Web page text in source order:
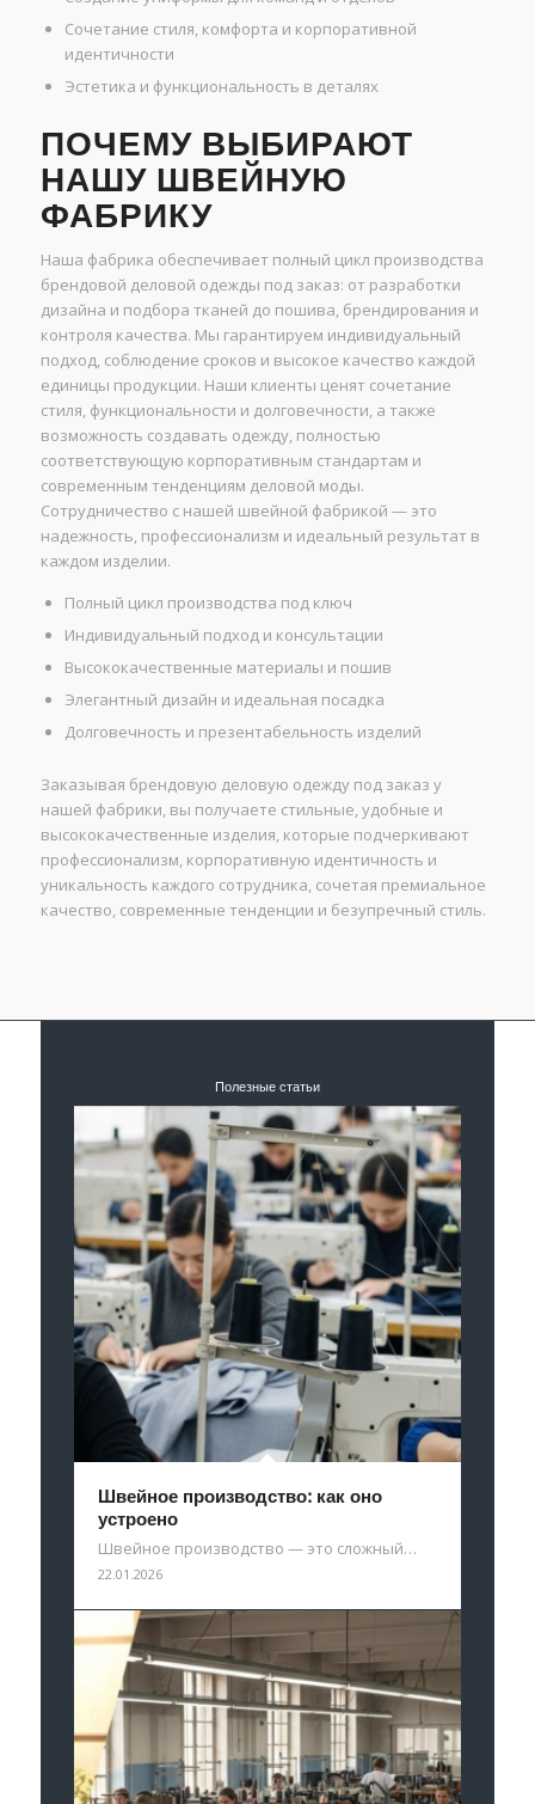
Сочетание стиля, комфорта и корпоративной
идентичности
Эстетика и функциональность в деталях
ПОЧЕМУ ВЫБИРАЮТ
НАШУ ШВЕЙНУЮ
ФАБРИКУ
Наша фабрика обеспечивает полный цикл производства
брендовой деловой одежды под заказ: от разработки
дизайна и подбора тканей до пошива, брендирования и
контроля качества. Мы гарантируем индивидуальный
подход, соблюдение сроков и высокое качество каждой
единицы продукции. Наши клиенты ценят сочетание
стиля, функциональности и долговечности, а также
возможность создавать одежду, полностью
соответствующую корпоративным стандартам и
современным тенденциям деловой моды.
Сотрудничество с нашей швейной фабрикой — это
надежность, профессионализм и идеальный результат в
каждом изделии.
Полный цикл производства под ключ
Индивидуальный подход и консультации
Высококачественные материалы и пошив
Элегантный дизайн и идеальная посадка
Долговечность и презентабельность изделий
Заказывая брендовую деловую одежду под заказ у
нашей фабрики, вы получаете стильные, удобные и
высококачественные изделия, которые подчеркивают
профессионализм, корпоративную идентичность и
уникальность каждого сотрудника, сочетая премиальное
качество, современные тенденции и безупречный стиль.
Полезные статьи
Швейное производство: как оно
устроено
Швейное производство — это сложный…
22.01.2026